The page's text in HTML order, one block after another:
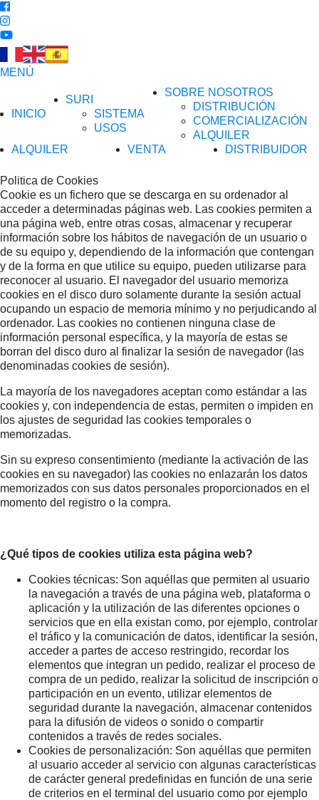
MENÚ
INICIO
SURI
SISTEMA
USOS
SOBRE NOSOTROS
DISTRIBUCIÓN
COMERCIALIZACIÓN
ALQUILER
ALQUILER
VENTA DISTRIBUIDOR
Politica de Cookies
Cookie es un fichero que se descarga en su ordenador al
acceder a determinadas páginas web. Las cookies permiten a
una página web, entre otras cosas, almacenar y recuperar
información sobre los hábitos de navegación de un usuario o
de su equipo y, dependiendo de la información que contengan
y de la forma en que utilice su equipo, pueden utilizarse para
reconocer al usuario. El navegador del usuario memoriza
cookies en el disco duro solamente durante la sesión actual
ocupando un espacio de memoria mínimo y no perjudicando al
ordenador. Las cookies no contienen ninguna clase de
información personal específica, y la mayoría de estas se
borran del disco duro al finalizar la sesión de navegador (las
denominadas cookies de sesión).
La mayoría de los navegadores aceptan como estándar a las
cookies y, con independencia de estas, permiten o impiden en
los ajustes de seguridad las cookies temporales o
memorizadas.
Sin su expreso consentimiento (mediante la activación de las
cookies en su navegador) las cookies no enlazarán los datos
memorizados con sus datos personales proporcionados en el
momento del registro o la compra.
¿Qué tipos de cookies utiliza esta página web?
Cookies técnicas: Son aquéllas que permiten al usuario
la navegación a través de una página web, plataforma o
aplicación y la utilización de las diferentes opciones o
servicios que en ella existan como, por ejemplo, controlar
el tráfico y la comunicación de datos, identificar la sesión,
acceder a partes de acceso restringido, recordar los
elementos que integran un pedido, realizar el proceso de
compra de un pedido, realizar la solicitud de inscripción o
participación en un evento, utilizar elementos de
seguridad durante la navegación, almacenar contenidos
para la difusión de videos o sonido o compartir
contenidos a través de redes sociales.
Cookies de personalización: Son aquéllas que permiten
al usuario acceder al servicio con algunas características
de carácter general predefinidas en función de una serie
de criterios en el terminal del usuario como por ejemplo